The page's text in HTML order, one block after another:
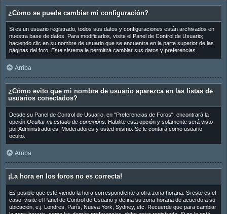
¿Cómo se puede cambiar mi configuración?
Si es un usuario registrado, todos sus datos y configuraciones están archivados en
nuestra base de datos. Para modificarlos, visite el Panel de Control de Usuario;
haciendo clic en su nombre de usuario que se encuentra en la parte superior de las
páginas del foro. Este sistema le permitirá cambiar sus datos y preferencias.
Arriba
¿Cómo evito que mi nombre de usuario aparezca en las listas de
usuarios conectados?
Desde su Panel de Control de Usuario, en "Preferencias de Foros", encontrará la
opción Ocultar mi estado de conexións. Habilite esta opción y solamente será visto
por Administradores, Moderadores y usted mismo. Se le contará como usuario
oculto.
Arriba
¡La hora en los foros no es correcta!
Es posible que esté viendo la hora correspondiente a otra zona horaria. Si este es el
caso, visite el Panel de Control de Usuario y defina su zona horaria de acuerdo a su
ubicación, e.j. Londres, París, Nueva York, Sydney, etc. Recuerde que para cambiar